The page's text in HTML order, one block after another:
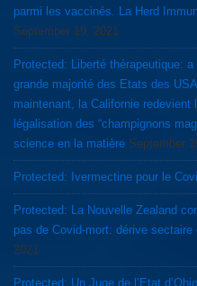
parmi les vaccinés. La Herd
September 19, 2021
Protected: Liberté thérapeutique: a part quelques Etats archaiques, la
grande majorité des Etats des
maintenant, la Californie
légalisation des “champignons
science en la matière September
Protected: Ivermectine pour le
Protected: La Nouvelle Zealand
pas de Covid-mort: dérive
2021
Protected: Un Juge de l’Etat